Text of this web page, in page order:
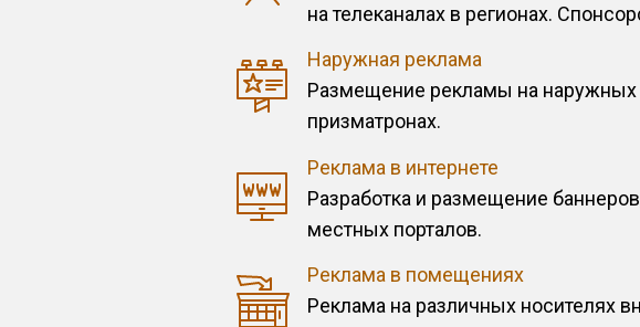
на телеканалах в регионах.
Наружная реклама
Размещение рекламы на наружных
призматронах.
Реклама в интернете
Разработка и размещение
местных порталов.
Реклама в помещениях
Реклама на различных носителях